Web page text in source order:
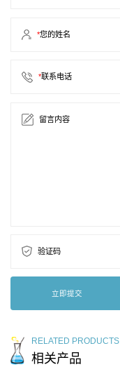
*您的姓名
*联系电话
留言内容
验证码
立即提交
RELATED PRODUCTS
相关产品